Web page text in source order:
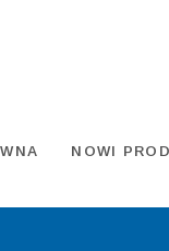
NOWI